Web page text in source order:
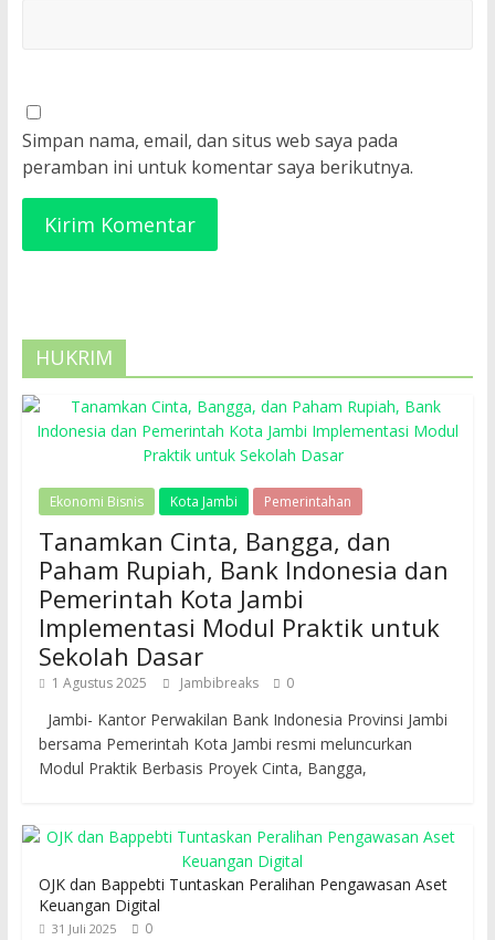
Simpan nama, email, dan situs web saya pada
peramban ini untuk komentar saya berikutnya.
HUKRIM
Ekonomi Bisnis Kota Jambi Pemerintahan
Tanamkan Cinta, Bangga, dan
Paham Rupiah, Bank Indonesia dan
Pemerintah Kota Jambi
Implementasi Modul Praktik untuk
Sekolah Dasar
1 Agustus 2025 Jambibreaks 0
Jambi- Kantor Perwakilan Bank Indonesia Provinsi Jambi
bersama Pemerintah Kota Jambi resmi meluncurkan
Modul Praktik Berbasis Proyek Cinta, Bangga,
OJK dan Bappebti Tuntaskan Peralihan Pengawasan Aset
Keuangan Digital
31 Juli 2025 0